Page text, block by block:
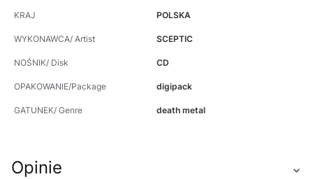
KRAJ POLSKA
WYKONAWCA/ Artist SCEPTIC
NOŚNIK/ Disk CD
OPAKOWANIE/Package digipack
GATUNEK/ Genre death metal
Opinie